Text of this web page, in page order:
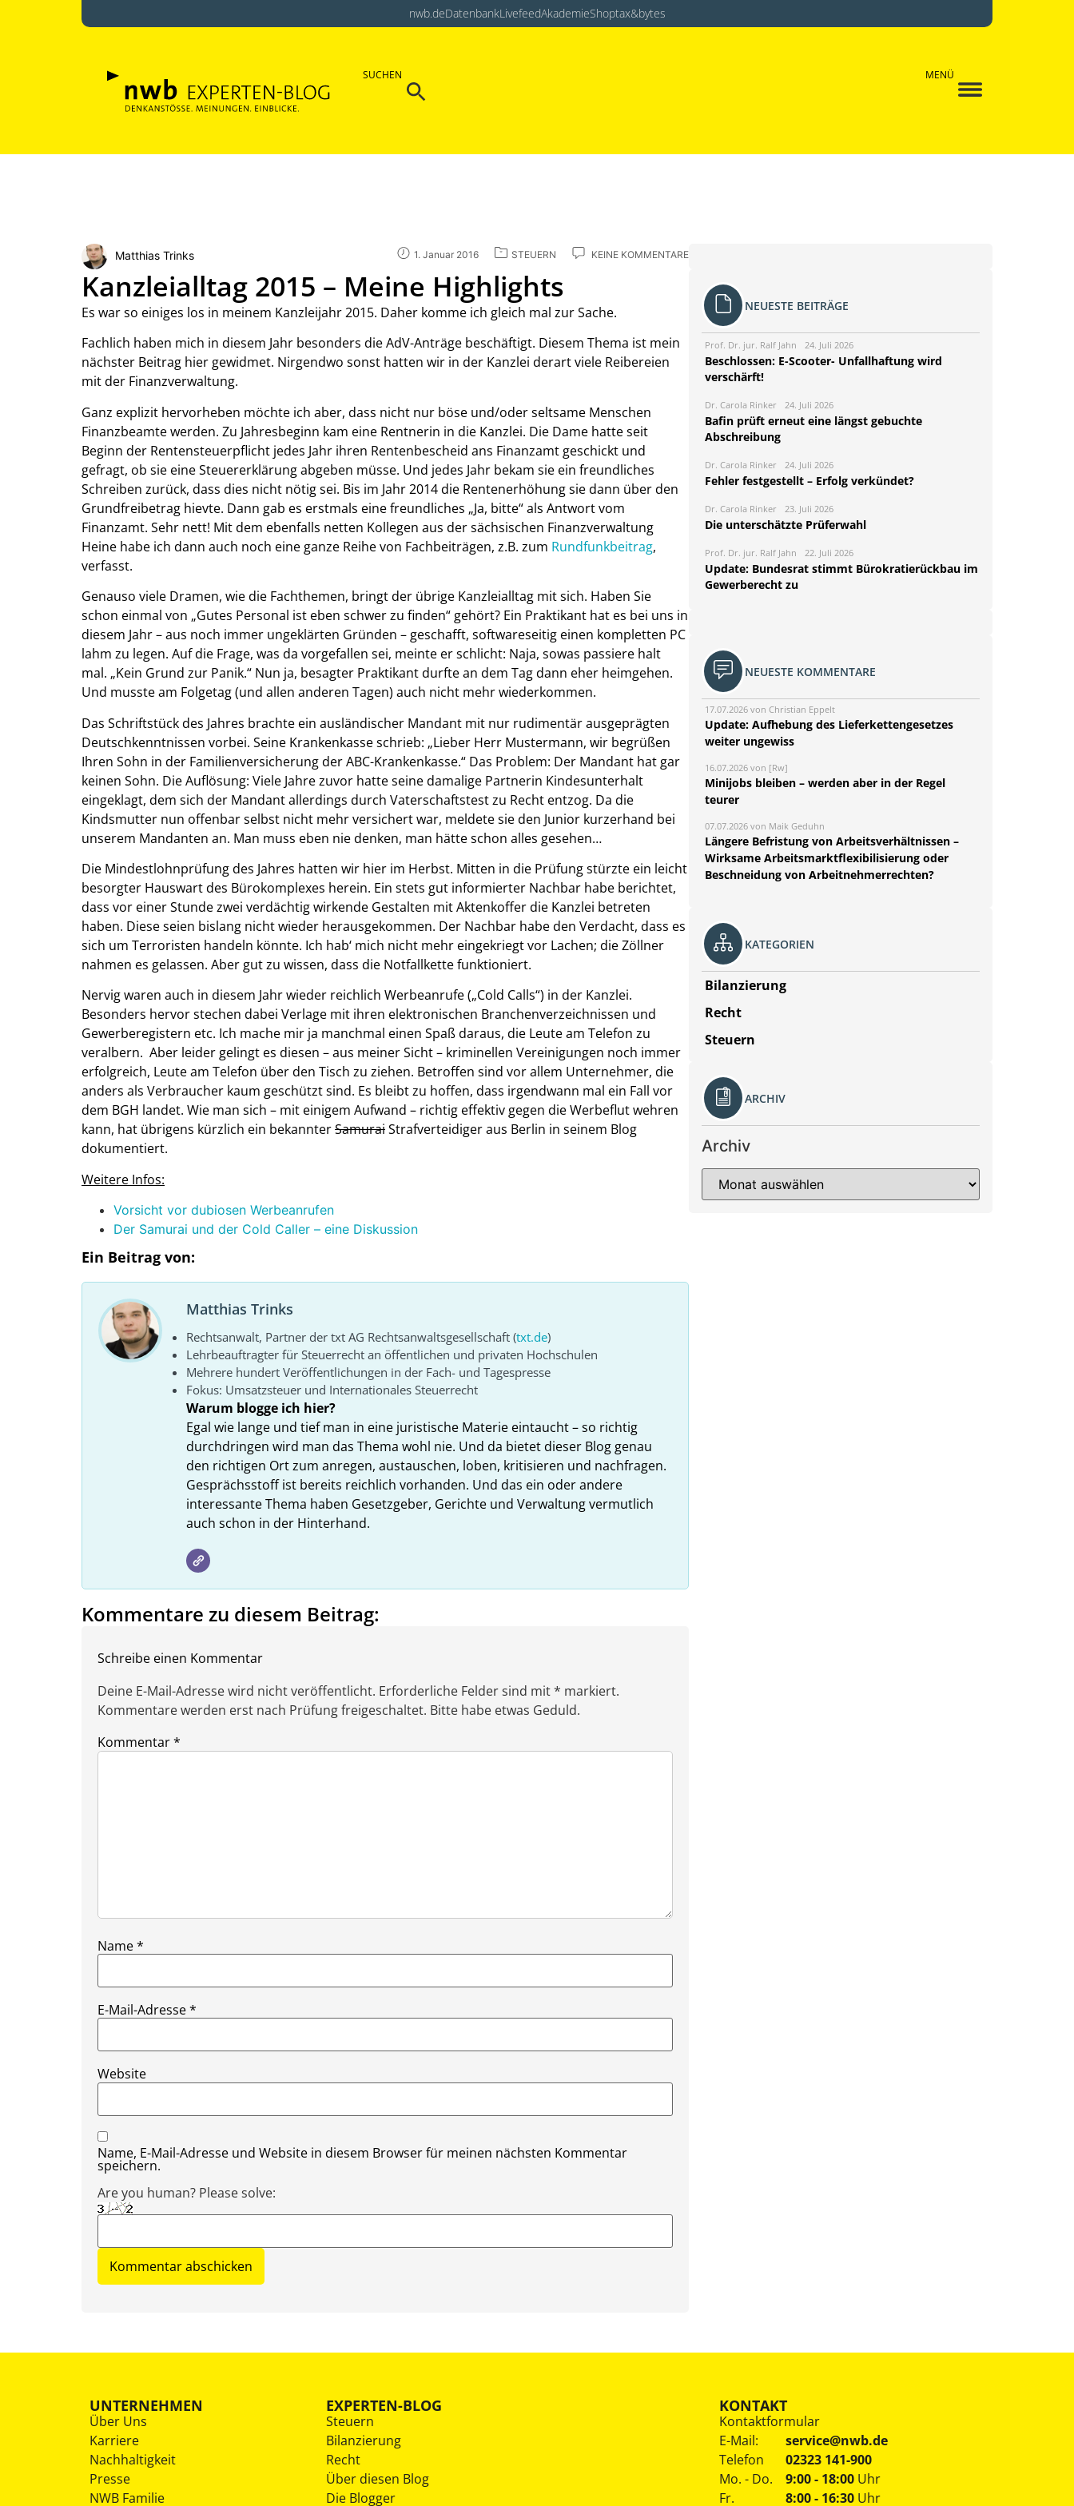
nwb.deDatenbankLivefeedAkademieShoptax&bytes
SUCHEN
Search
MENÜ
Matthias Trinks 1. Januar 2016 STEUERN KEINE KOMMENTARE
Kanzleialltag 2015 – Meine Highlights
Es war so einiges los in meinem Kanzleijahr 2015. Daher komme ich gleich mal zur Sache.
Fachlich haben mich in diesem Jahr besonders die AdV-Anträge beschäftigt. Diesem Thema ist mein
nächster Beitrag hier gewidmet. Nirgendwo sonst hatten wir in der Kanzlei derart viele Reibereien
mit der Finanzverwaltung.
Ganz explizit hervorheben möchte ich aber, dass nicht nur böse und/oder seltsame Menschen
Finanzbeamte werden. Zu Jahresbeginn kam eine Rentnerin in die Kanzlei. Die Dame hatte seit
Beginn der Rentensteuerpflicht jedes Jahr ihren Rentenbescheid ans Finanzamt geschickt und
gefragt, ob sie eine Steuererklärung abgeben müsse. Und jedes Jahr bekam sie ein freundliches
Schreiben zurück, dass dies nicht nötig sei. Bis im Jahr 2014 die Rentenerhöhung sie dann über den
Grundfreibetrag hievte. Dann gab es erstmals eine freundliches „Ja, bitte“ als Antwort vom
Finanzamt. Sehr nett! Mit dem ebenfalls netten Kollegen aus der sächsischen Finanzverwaltung
Heine habe ich dann auch noch eine ganze Reihe von Fachbeiträgen, z.B. zum Rundfunkbeitrag,
verfasst.
Genauso viele Dramen, wie die Fachthemen, bringt der übrige Kanzleialltag mit sich. Haben Sie
schon einmal von „Gutes Personal ist eben schwer zu finden“ gehört? Ein Praktikant hat es bei uns in
diesem Jahr – aus noch immer ungeklärten Gründen – geschafft, softwareseitig einen kompletten PC
lahm zu legen. Auf die Frage, was da vorgefallen sei, meinte er schlicht: Naja, sowas passiere halt
mal. „Kein Grund zur Panik.“ Nun ja, besagter Praktikant durfte an dem Tag dann eher heimgehen.
Und musste am Folgetag (und allen anderen Tagen) auch nicht mehr wiederkommen.
Das Schriftstück des Jahres brachte ein ausländischer Mandant mit nur rudimentär ausgeprägten
Deutschkenntnissen vorbei. Seine Krankenkasse schrieb: „Lieber Herr Mustermann, wir begrüßen
Ihren Sohn in der Familienversicherung der ABC-Krankenkasse.“ Das Problem: Der Mandant hat gar
keinen Sohn. Die Auflösung: Viele Jahre zuvor hatte seine damalige Partnerin Kindesunterhalt
eingeklagt, dem sich der Mandant allerdings durch Vaterschaftstest zu Recht entzog. Da die
Kindsmutter nun offenbar selbst nicht mehr versichert war, meldete sie den Junior kurzerhand bei
unserem Mandanten an. Man muss eben nie denken, man hätte schon alles gesehen…
Die Mindestlohnprüfung des Jahres hatten wir hier im Herbst. Mitten in die Prüfung stürzte ein leicht
besorgter Hauswart des Bürokomplexes herein. Ein stets gut informierter Nachbar habe berichtet,
dass vor einer Stunde zwei verdächtig wirkende Gestalten mit Aktenkoffer die Kanzlei betreten
haben. Diese seien bislang nicht wieder herausgekommen. Der Nachbar habe den Verdacht, dass es
sich um Terroristen handeln könnte. Ich hab‘ mich nicht mehr eingekriegt vor Lachen; die Zöllner
nahmen es gelassen. Aber gut zu wissen, dass die Notfallkette funktioniert.
Nervig waren auch in diesem Jahr wieder reichlich Werbeanrufe („Cold Calls“) in der Kanzlei.
Besonders hervor stechen dabei Verlage mit ihren elektronischen Branchenverzeichnissen und
Gewerberegistern etc. Ich mache mir ja manchmal einen Spaß daraus, die Leute am Telefon zu
veralbern. Aber leider gelingt es diesen – aus meiner Sicht – kriminellen Vereinigungen noch immer
erfolgreich, Leute am Telefon über den Tisch zu ziehen. Betroffen sind vor allem Unternehmer, die
anders als Verbraucher kaum geschützt sind. Es bleibt zu hoffen, dass irgendwann mal ein Fall vor
dem BGH landet. Wie man sich ­– mit einigem Aufwand – richtig effektiv gegen die Werbeflut wehren
kann, hat übrigens kürzlich ein bekannterSamuraiStrafverteidiger aus Berlin in seinem Blog
dokumentiert.
Weitere Infos:
Vorsicht vor dubiosen Werbeanrufen
Der Samurai und der Cold Caller – eine Diskussion
Ein Beitrag von:
Matthias Trinks
Rechtsanwalt, Partner der txt AG Rechtsanwaltsgesellschaft (txt.de)
Lehrbeauftragter für Steuerrecht an öffentlichen und privaten Hochschulen
Mehrere hundert Veröffentlichungen in der Fach- und Tagespresse
Fokus: Umsatzsteuer und Internationales Steuerrecht
Warum blogge ich hier?
Egal wie lange und tief man in eine juristische Materie eintaucht – so richtig
durchdringen wird man das Thema wohl nie. Und da bietet dieser Blog genau
den richtigen Ort zum anregen, austauschen, loben, kritisieren und nachfragen.
Gesprächsstoff ist bereits reichlich vorhanden. Und das ein oder andere
interessante Thema haben Gesetzgeber, Gerichte und Verwaltung vermutlich
auch schon in der Hinterhand.
Kommentare zu diesem Beitrag:
Schreibe einen Kommentar
Deine E-Mail-Adresse wird nicht veröffentlicht. Erforderliche Felder sind mit * markiert.
Kommentare werden erst nach Prüfung freigeschaltet. Bitte habe etwas Geduld.
Kommentar*
Name*
E-Mail-Adresse*
Website
Name, E-Mail-Adresse und Website in diesem Browser für meinen nächsten Kommentar
speichern.
Are you human? Please solve:
NEUESTE BEITRÄGE
Prof. Dr. jur. Ralf Jahn 24. Juli 2026
Beschlossen: E-Scooter- Unfallhaftung wird
verschärft!
Dr. Carola Rinker 24. Juli 2026
Bafin prüft erneut eine längst gebuchte
Abschreibung
Dr. Carola Rinker 24. Juli 2026
Fehler festgestellt – Erfolg verkündet?
Dr. Carola Rinker 23. Juli 2026
Die unterschätzte Prüferwahl
Prof. Dr. jur. Ralf Jahn 22. Juli 2026
Update: Bundesrat stimmt Bürokratierückbau im
Gewerberecht zu
NEUESTE KOMMENTARE
17.07.2026 von Christian Eppelt
Update: Aufhebung des Lieferkettengesetzes
weiter ungewiss
16.07.2026 von [Rw]
Minijobs bleiben – werden aber in der Regel
teurer
07.07.2026 von Maik Geduhn
Längere Befristung von Arbeitsverhältnissen –
Wirksame Arbeitsmarktflexibilisierung oder
Beschneidung von Arbeitnehmerrechten?
KATEGORIEN
Bilanzierung
Recht
Steuern
ARCHIV
Archiv
UNTERNEHMEN
Über Uns
Karriere
Nachhaltigkeit
Presse
NWB Familie
EXPERTEN-BLOG
Steuern
Bilanzierung
Recht
Über diesen Blog
Die Blogger
KONTAKT
Kontaktformular
E-Mail:
service@nwb.de
Telefon
02323 141-900
Mo. - Do.
Fr.
9:00 - 18:00 Uhr
8:00 - 16:30 Uhr